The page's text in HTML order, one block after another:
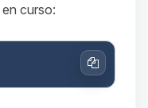
curso:
Copiar